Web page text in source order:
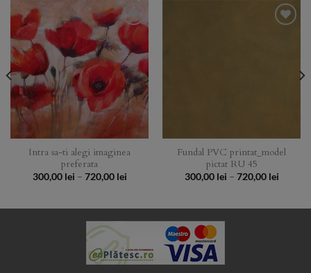
Add to
Wishlist
Intra sa-ti alegi imaginea
preferata
300,00 lei – 720,00 leiPrice
720,00 lei
Fundal PVC printat_model
pictat RU 45
300,00 lei – 720,00 leiPrice
720,00
lei